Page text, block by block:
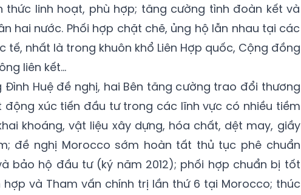
thức linh hoạt, phù hợp; tăng cường tình đoàn kết và
hai nước. Phối hợp chặt chẽ, ủng hộ lẫn nhau tại các
tế, nhất là trong khuôn khổ Liên Hợp quốc, Cộng đồng
liên kết…
Đình Huệ đề nghị, hai Bên tăng cường trao đổi thương
xúc tiến đầu tư trong các lĩnh vực có nhiều tiềm
khoáng, vật liệu xây dựng, hóa chất, dệt may, giầy
đề nghị Morocco sớm hoàn tất thủ tục phê chuẩn
bảo hộ đầu tư (ký năm 2012); phối hợp chuẩn bị tốt
hợp và Tham vấn chính trị lần thứ 6 tại Morocco; thúc